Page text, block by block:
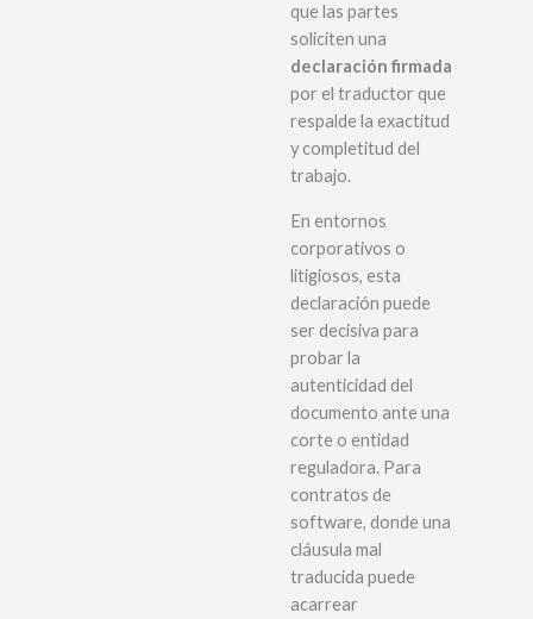
que las partes
soliciten una
declaración firmada
por el traductor que
respalde la exactitud
y completitud del
trabajo.
En entornos
corporativos o
litigiosos, esta
declaración puede
ser decisiva para
probar la
autenticidad del
documento ante una
corte o entidad
reguladora. Para
contratos de
software, donde una
cláusula mal
traducida puede
acarrear